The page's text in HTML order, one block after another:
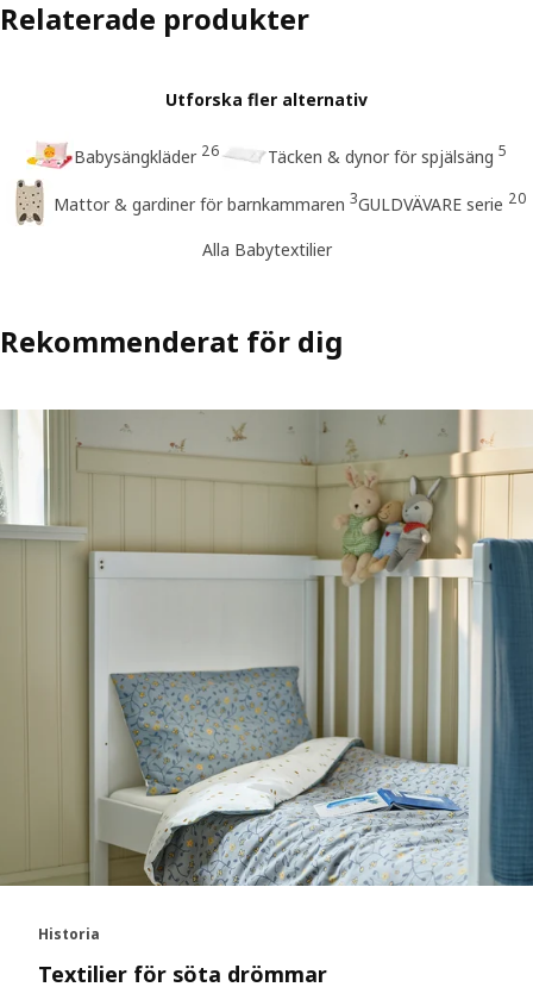
Relaterade produkter
Utforska fler alternativ
Babysängkläder 26 Täcken & dynor för spjälsäng 5
Mattor & gardiner för barnkammaren 3GULDVÄVARE serie 20
Alla Babytextilier
Rekommenderat för dig
Historia
Textilier för söta drömmar